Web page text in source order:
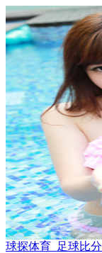
球探体育_足球比